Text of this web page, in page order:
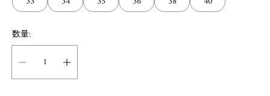
I
n
数量: